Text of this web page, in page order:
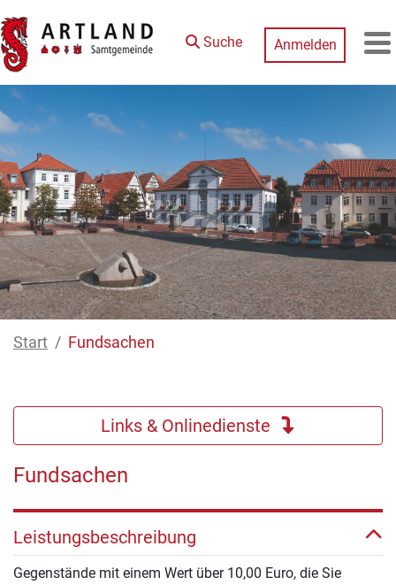
Siirry pääsisältöön
Suche Anmelden
Start Fundsachen
Links & Onlinedienste
Fundsachen
Leistungsbeschreibung
Gegenstände mit einem Wert über 10,00 Euro, die Sie